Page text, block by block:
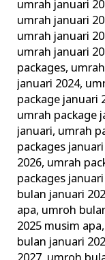
umrah januari
umrah januari
umrah januari
umrah januari
packages,
januari 2024,
package januari
umrah package
januari, umrah
packages
2026, umrah
packages
bulan januari
apa, umroh
2025 musim apa,
bulan januari